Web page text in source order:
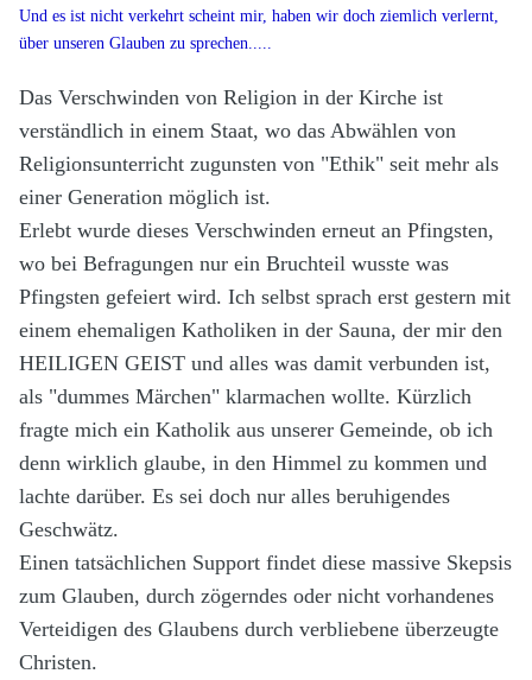
Und es ist nicht verkehrt scheint mir, haben wir doch ziemlich verlernt,
über unseren Glauben zu sprechen.....
Das Verschwinden von Religion in der Kirche ist
verständlich in einem Staat, wo das Abwählen von
Religionsunterricht zugunsten von "Ethik" seit mehr als
einer Generation möglich ist.
Erlebt wurde dieses Verschwinden erneut an Pfingsten,
wo bei Befragungen nur ein Bruchteil wusste was
Pfingsten gefeiert wird. Ich selbst sprach erst gestern mit
einem ehemaligen Katholiken in der Sauna, der mir den
HEILIGEN GEIST und alles was damit verbunden ist,
als "dummes Märchen" klarmachen wollte. Kürzlich
fragte mich ein Katholik aus unserer Gemeinde, ob ich
denn wirklich glaube, in den Himmel zu kommen und
lachte darüber. Es sei doch nur alles beruhigendes
Geschwätz.
Einen tatsächlichen Support findet diese massive Skepsis
zum Glauben, durch zögerndes oder nicht vorhandenes
Verteidigen des Glaubens durch verbliebene überzeugte
Christen.